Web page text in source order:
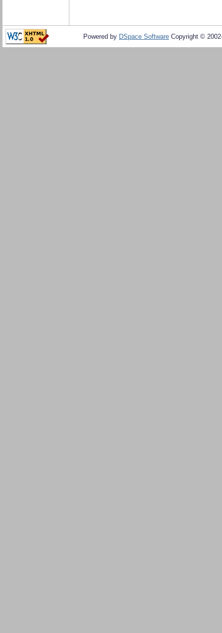
Powered by DSpace Software Copyright ©